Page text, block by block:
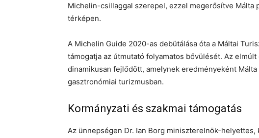
Michelin-csillaggal szerepel, ezzel megerősítve Málta
térképen.
A Michelin Guide 2020-as debütálása óta a Máltai
támogatja az útmutató folyamatos bővülését. Az
dinamikusan fejlődött, amelynek eredményeként
gasztronómiai turizmusban.
Kormányzati és szakmai támogatás
Az ünnepségen Dr. Ian Borg miniszterelnök-